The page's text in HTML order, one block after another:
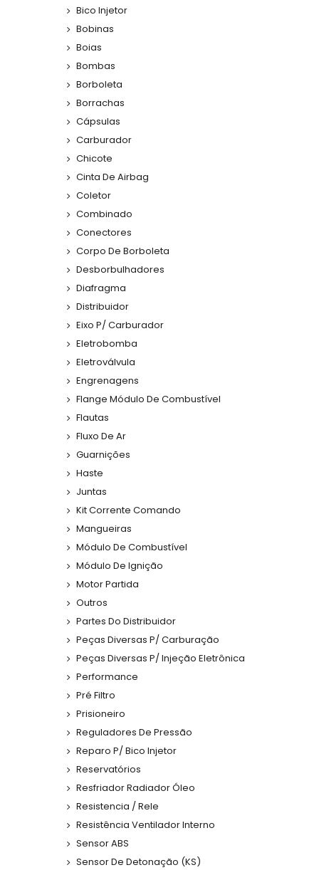
Bico Injetor
Bobinas
Boias
Bombas
Borboleta
Borrachas
Cápsulas
Carburador
Chicote
Cinta De Airbag
Coletor
Combinado
Conectores
Corpo De Borboleta
Desborbulhadores
Diafragma
Distribuidor
Eixo P/ Carburador
Eletrobomba
Eletroválvula
Engrenagens
Flange Módulo De Combustível
Flautas
Fluxo De Ar
Guarnições
Haste
Juntas
Kit Corrente Comando
Mangueiras
Módulo De Combustível
Módulo De Ignição
Motor Partida
Outros
Partes Do Distribuidor
Peças Diversas P/ Carburação
Peças Diversas P/ Injeção Eletrônica
Performance
Pré Filtro
Prisioneiro
Reguladores De Pressão
Reparo P/ Bico Injetor
Reservatórios
Resfriador Radiador Óleo
Resistencia / Rele
Resistência Ventilador Interno
Sensor ABS
Sensor De Detonação (KS)